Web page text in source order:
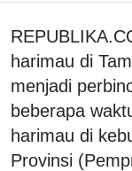
harimau di
menjadi
beberapa
harimau di
Provinsi